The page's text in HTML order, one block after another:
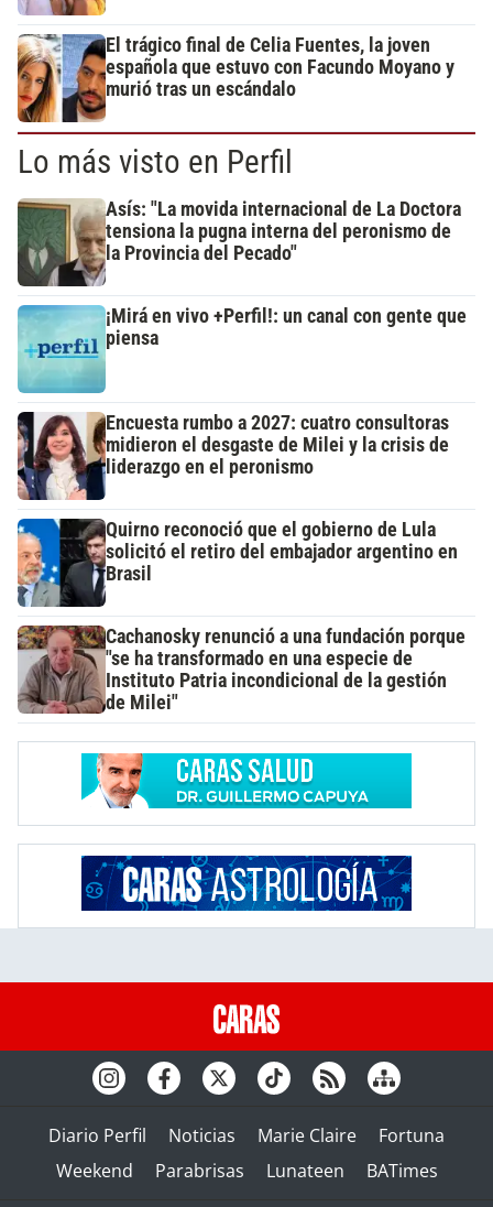
El trágico final de Celia Fuentes, la joven
española que estuvo con Facundo Moyano y
murió tras un escándalo
Lo más visto en Perfil
Asís: "La movida internacional de La Doctora
tensiona la pugna interna del peronismo de
la Provincia del Pecado"
¡Mirá en vivo +Perfil!: un canal con gente que
piensa
Encuesta rumbo a 2027: cuatro consultoras
midieron el desgaste de Milei y la crisis de
liderazgo en el peronismo
Quirno reconoció que el gobierno de Lula
solicitó el retiro del embajador argentino en
Brasil
Cachanosky renunció a una fundación porque
"se ha transformado en una especie de
Instituto Patria incondicional de la gestión
de Milei"
Diario Perfil Noticias Marie Claire
Fortuna
Weekend
Parabrisas Lunateen BATimes